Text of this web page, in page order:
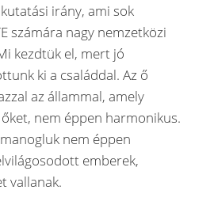
irány, ami sok
számára nagy nemzetközi
kezdtük el, mert jó
ki a családdal. Az ő
az állammal, amely
nem éppen harmonikus.
nem éppen
emberek,
vallanak.